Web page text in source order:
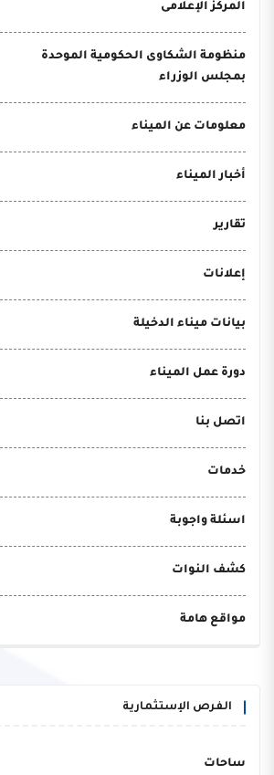
المركز الإعلامى
منظومة الشكاوى الحكومية الموحدة
بمجلس الوزراء
معلومات عن الميناء
أخبار الميناء
تقارير
إعلانات
بيانات ميناء الدخيلة
دورة عمل الميناء
اتصل بنا
خدمات
اسئلة واجوبة
كشف النوات
مواقع هامة
الفرص الإستثمارية
ساحات